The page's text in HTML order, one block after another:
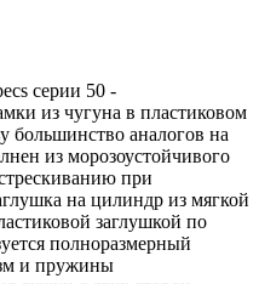
серии 50 -
из чугуна в пластиковом
большинство аналогов на
из морозоустойчивого
при
на цилиндр из мягкой
заглушкой по
полноразмерный
и пружины